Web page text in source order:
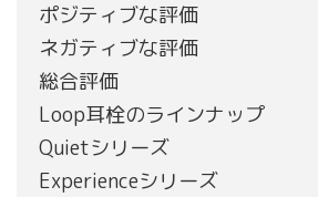
ポジティブな評価
ネガティブな評価
総合評価
Loop耳栓のラインナップ
Quietシリーズ
Experienceシリーズ